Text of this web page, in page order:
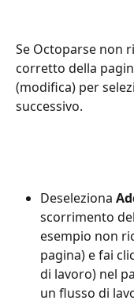
Se Octoparse non
corretto della
(modifica) per
successivo.
Deseleziona
scorrimento
esempio non
pagina) e fai
di lavoro) nel
un flusso di